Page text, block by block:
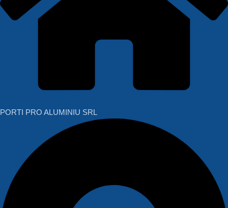
PORTI PRO ALUMINIU SRL